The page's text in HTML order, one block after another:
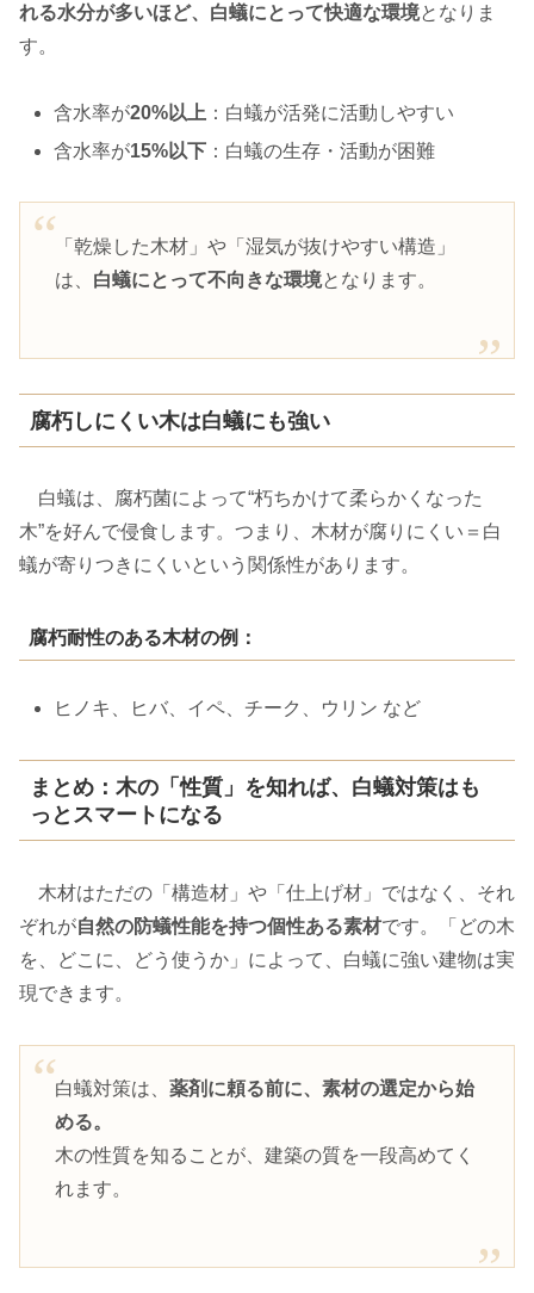
れる水分が多いほど、白蟻にとって快適な環境となりま
す。
含水率が20%以上 ：白蟻が活発に活動しやすい
含水率が15%以下 ：白蟻の生存・活動が困難
「乾燥した木材」や「湿気が抜けやすい構造」
は、 白蟻にとって不向きな環境となります。
腐朽しにくい木は白蟻にも強い
白蟻は、腐朽菌によって“朽ちかけて柔らかくなった
木”を好んで侵食します。つまり、木材が腐りにくい＝白
蟻が寄りつきにくいという関係性があります。
腐朽耐性のある木材の例：
ヒノキ、ヒバ、イペ、チーク、ウリン など
まとめ：木の「性質」を知れば、白蟻対策はも
っとスマートになる
木材はただの「構造材」や「仕上げ材」ではなく、それ
ぞれが自然の防蟻性能を持つ個性ある素材です。「どの木
を、どこに、どう使うか」によって、白蟻に強い建物は実
現できます。
白蟻対策は、 薬剤に頼る前に、素材の選定から始
める。
木の性質を知ることが、建築の質を一段高めてく
れます。